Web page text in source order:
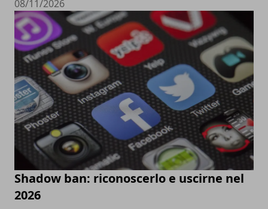
08/11/2026
Shadow ban: riconoscerlo e uscirne nel
2026